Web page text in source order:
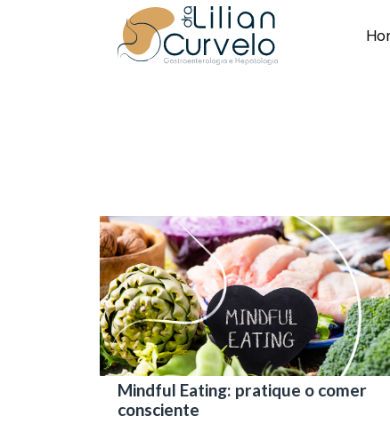
Mindful Eating: pratique o comer
consciente